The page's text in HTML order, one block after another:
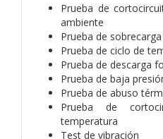
Prueba de
ambiente
Prueba de sobrecarga
Prueba de ciclo de
Prueba de descarga
Prueba de baja
Prueba de abuso
Prueba de
temperatura
Test de vibración